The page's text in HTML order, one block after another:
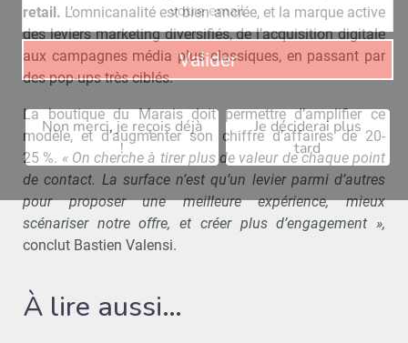
retail. L’omnicanalité est bien ancrée, et la marque active
des leviers marketing diversifiés, de l’acquisition digitale
aux campagnes média plus classiques, en passant par
des pop-ups très ciblés.
La boutique du Marais doit permettre d’amplifier ce
modèle, et d’augmenter son chiffre d’affaires de 20-
25 %. « On cherche à tirer plus de valeur de chaque point
de contact. La surface n’est qu’un levier parmi d’autres
pour proposer une meilleure expérience, mieux
scénariser notre offre, et créer plus d’engagement »,
conclut Bastien Valensi.
À lire aussi…
Valider
Non merci, je reçois déjà
!
Je déciderai plus
tard